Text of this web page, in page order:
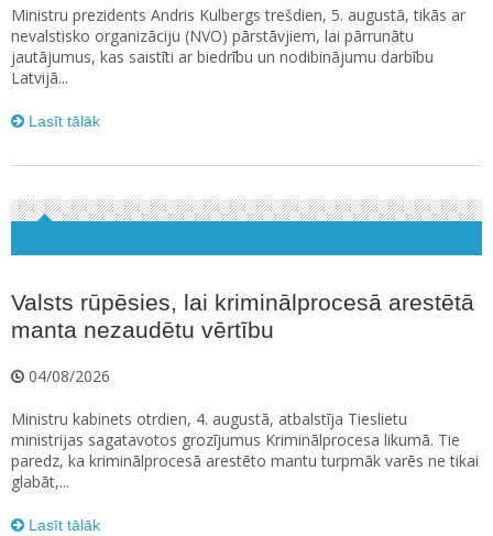
Ministru prezidents Andris Kulbergs trešdien, 5. augustā, tikās ar
nevalstisko organizāciju (NVO) pārstāvjiem, lai pārrunātu
jautājumus, kas saistīti ar biedrību un nodibinājumu darbību
Latvijā...
Lasīt tālāk
Valsts rūpēsies, lai kriminālprocesā arestētā
manta nezaudētu vērtību
04/08/2026
Ministru kabinets otrdien, 4. augustā, atbalstīja Tieslietu
ministrijas sagatavotos grozījumus Kriminālprocesa likumā. Tie
paredz, ka kriminālprocesā arestēto mantu turpmāk varēs ne tikai
glabāt,...
Lasīt tālāk